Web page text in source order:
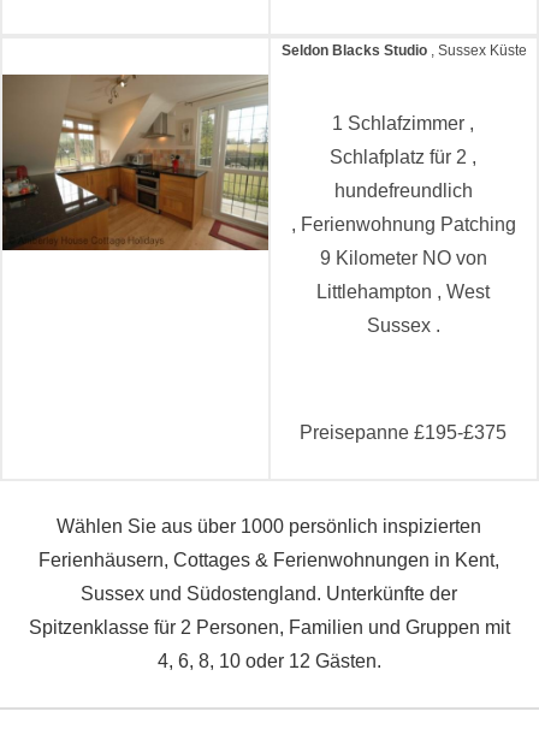
Seldon Blacks Studio, Sussex Küste
1 Schlafzimmer ,
Schlafplatz für 2 ,
hundefreundlich
, Ferienwohnung Patching
9 Kilometer NO von
Littlehampton , West
Sussex .
Preisepanne £195-£375
Wählen Sie aus über 1000 persönlich inspizierten
Ferienhäusern, Cottages & Ferienwohnungen in Kent,
Sussex und Südostengland. Unterkünfte der
Spitzenklasse für 2 Personen, Familien und Gruppen mit
4, 6, 8, 10 oder 12 Gästen.